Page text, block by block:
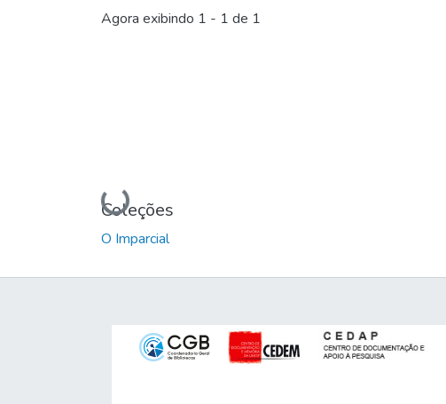
Agora exibindo 1 - 1 de 1
Carregando...
Coleções
O Imparcial